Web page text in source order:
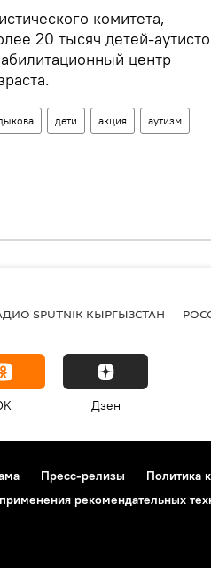
комитета,
20 тысяч детей-
центр
дети акция аутизм
SPUTNIK КЫРГЫЗСТАН
Дзен
Пресс-релизы
Политика
рекомендательных